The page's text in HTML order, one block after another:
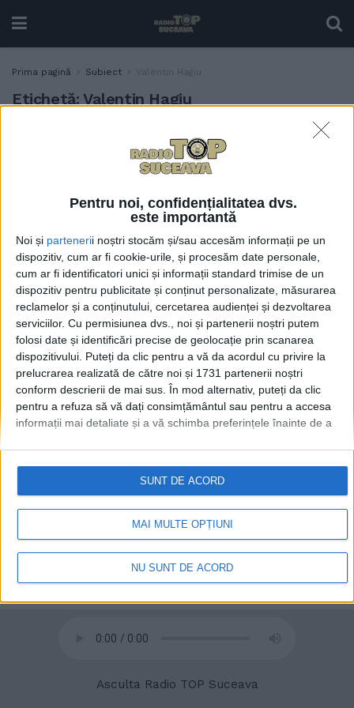
Pentru noi, confidențialitatea dvs.
este importantă
Noi și partenerii noștri stocăm și/sau accesăm informații pe un
dispozitiv, cum ar fi cookie-urile, și procesăm date personale,
cum ar fi identificatori unici și informații standard trimise de un
dispozitiv pentru publicitate și conținut personalizate, măsurarea
reclamelor și a conținutului, cercetarea audienței și dezvoltarea
serviciilor. Cu permisiunea dvs., noi și partenerii noștri putem
folosi date și identificări precise de geolocație prin scanarea
dispozitivului. Puteți da clic pentru a vă da acordul cu privire la
prelucrarea realizată de către noi și 1731 partenerii noștri
conform descrierii de mai sus. În mod alternativ, puteți da clic
pentru a refuza să vă dați consimțământul sau pentru a accesa
informații mai detaliate și a vă schimba preferințele înainte de a
retrageți consimțământul în orice moment, revenind la acest site
și făcând clic pe butonul "Confidențialitate" din partea de jos a
paginii web.
MAI MULTE OPȚIUNI
NU SUNT DE ACORD
SUNT DE ACORD
Prima pagină Subiect Valentin Hagiu
Etichetă: Valentin Hagiu
Valentin Hagiu, un fotbalist
cu 7 goluri înscrise în
actuala ediție de campionat,
Foresta Suceava în această
iarnă
10 IANUARIE, 2023
Asculta Radio TOP Suceava